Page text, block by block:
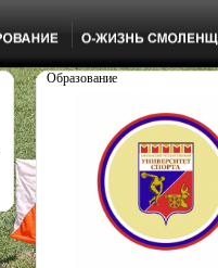
Образование